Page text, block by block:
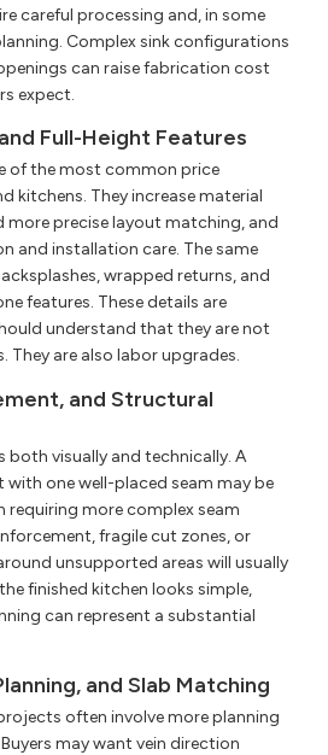
careful processing and, in some
Complex sink configurations
can raise fabrication cost
expect.
Full-Height Features
of the most common price
kitchens. They increase material
precise layout matching, and
and installation care. The same
wrapped returns, and
features. These details are
understand that they are not
They are also labor upgrades.
and Structural
visually and technically. A
one well-placed seam may be
requiring more complex seam
fragile cut zones, or
unsupported areas will usually
finished kitchen looks simple,
can represent a substantial
and Slab Matching
often involve more planning
may want vein direction